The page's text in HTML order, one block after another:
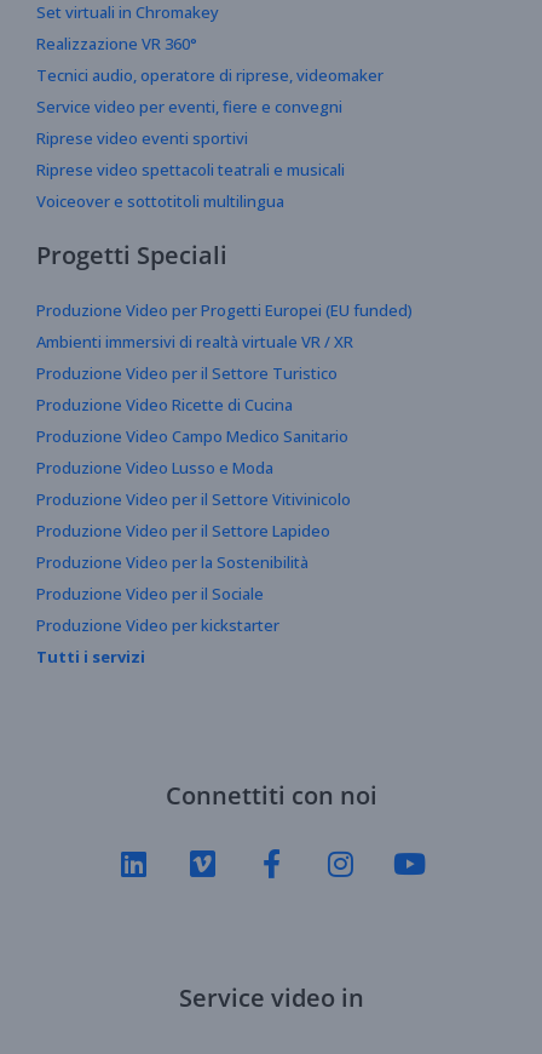
Set virtuali in Chromakey
Realizzazione VR 360°
Tecnici audio, operatore di riprese, videomaker
Service video per eventi, fiere e convegni
Riprese video eventi sportivi
Riprese video spettacoli teatrali e musicali
Voiceover e sottotitoli multilingua
Progetti Speciali
Produzione Video per Progetti Europei (EU funded)
Ambienti immersivi di realtà virtuale VR / XR
Produzione Video per il Settore Turistico
Produzione Video Ricette di Cucina
Produzione Video Campo Medico Sanitario
Produzione Video Lusso e Moda
Produzione Video per il Settore Vitivinicolo
Produzione Video per il Settore Lapideo
Produzione Video per la Sostenibilità
Produzione Video per il Sociale
Produzione Video per kickstarter
Tutti i servizi
Connettiti con noi
Service video in